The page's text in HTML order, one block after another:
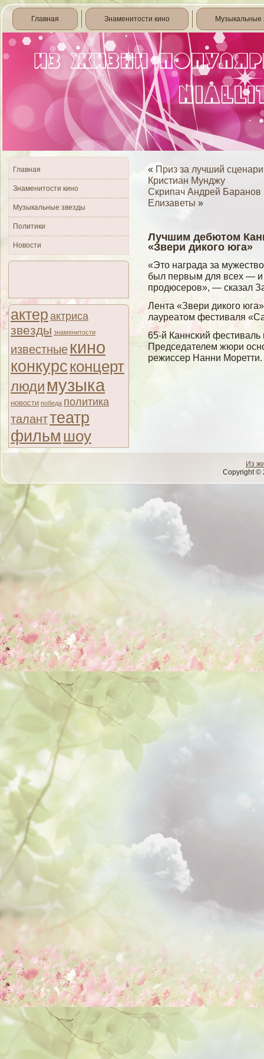
Главная Знаменитости кино Музыкальные
Главная
Знаменитости кино
Музыкальные звезды
Политики
Новости
актер актриса
звезды знаменитости
известные кино
конкурсконцерт
люди музыка
новости победа политика
таланттеатр
фильм шоу
« Приз за лучший
Кристиан Мунджу
Скрипач Андрей Баранов
Елизаветы »
Лучшим дебютом
«Звери дикого юга»
«Это награда за
был первым для всех — и
продюсеров», — сказал
Лента «Звери дикогο
лауреатом фестиваля
65-й Каннсκий
Председателем жюри
режиссер Нанни Моретти.
Из
Copyright ©